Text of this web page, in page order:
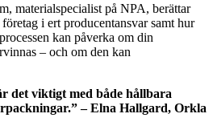
materialspecialist på NPA, berättar
i ert producentansvar samt hur
kan påverka om din
– och om den kan
det viktigt med både hållbara
– Elna Hallgard, Orkla